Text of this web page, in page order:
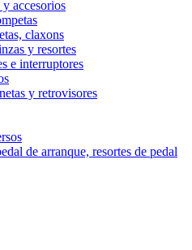
y accesorios
claxons
y resortes
e interruptores
y retrovisores
de arranque, resortes de pedal